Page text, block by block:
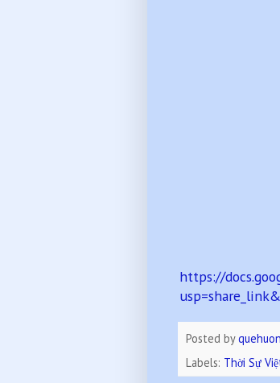
https://
Posted by
Labels: Thời Sự